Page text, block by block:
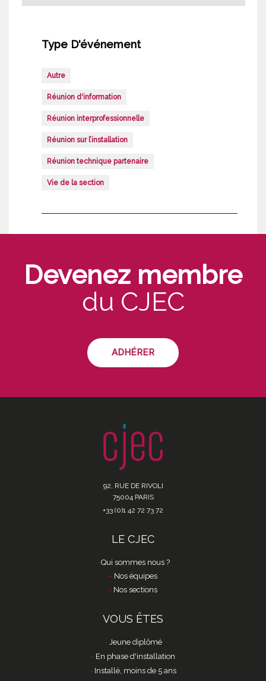
Type D'événement
Autre
Réunion d'information
Réunion interprofessionnelle
Réunion sur l’installation
Réunion technique partenaire
Vie de la section
Devenez membre
du CJEC
ADHÉRER
92, RUE DE RIVOLI
75004 PARIS
+33 (0)1 42 72 73 72
LE CJEC
Qui sommes nous ?
Nos équipes
Nos sections
VOUS ÊTES
Jeune diplômé
En phase d'installation
Installé, moins de 5 ans